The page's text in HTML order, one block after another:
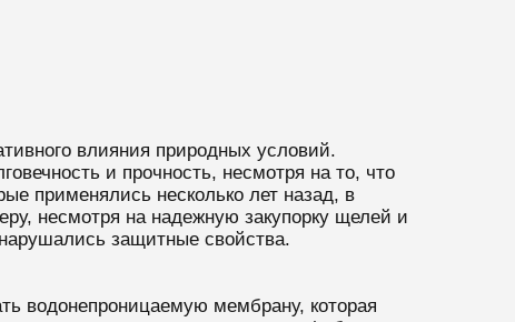
влияния природных условий.
и прочность, несмотря на то, что
применялись несколько лет назад, в
несмотря на надежную закупорку щелей и
защитные свойства.
водонепроницаемую мембрану, которая